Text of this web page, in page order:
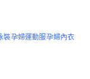
裝孕婦運動服孕婦內衣